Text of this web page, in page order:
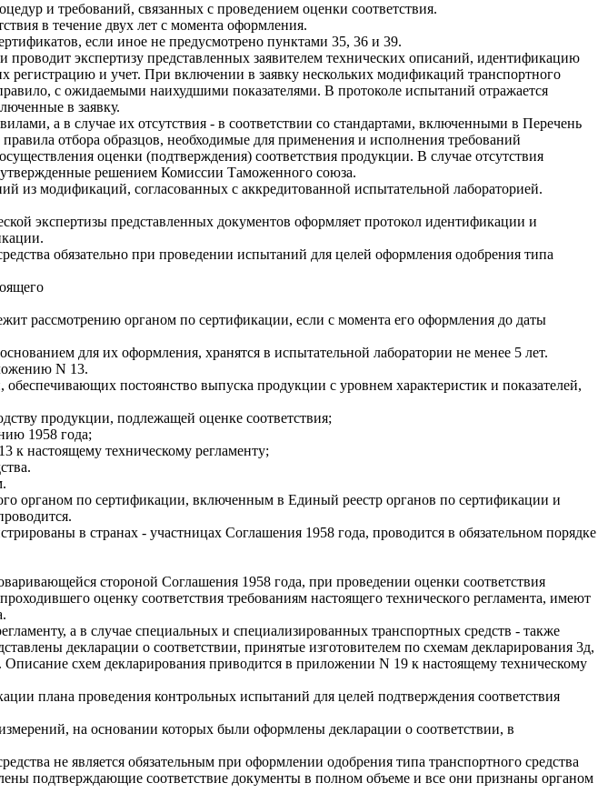
и требований, связанных с проведением оценки соответствия.
в течение двух лет с момента оформления.
если иное не предусмотрено пунктами 35, 36 и 39.
экспертизу представленных заявителем технических описаний, идентификацию
регистрацию и учет. При включении в заявку нескольких модификаций транспортного
с ожидаемыми наихудшими показателями. В протоколе испытаний отражается
в заявку.
а в случае их отсутствия - в соответствии со стандартами, включенными в Перечень
отбора образцов, необходимые для применения и исполнения требований
оценки (подтверждения) соответствия продукции. В случае отсутствия
решением Комиссии Таможенного союза.
из модификаций, согласованных с аккредитованной испытательной лабораторией.
экспертизы представленных документов оформляет протокол идентификации и
обязательно при проведении испытаний для целей оформления одобрения типа
рассмотрению органом по сертификации, если с момента его оформления до даты
для их оформления, хранятся в испытательной лаборатории не менее 5 лет.
N 13.
постоянство выпуска продукции с уровнем характеристик и показателей,
продукции, подлежащей оценке соответствия;
1958 года;
к настоящему техническому регламенту;
органом по сертификации, включенным в Единый реестр органов по сертификации и
в странах - участницах Соглашения 1958 года, проводится в обязательном порядке
стороной Соглашения 1958 года, при проведении оценки соответствия
оценку соответствия требованиям настоящего технического регламента, имеют
а в случае специальных и специализированных транспортных средств - также
декларации о соответствии, принятые изготовителем по схемам декларирования 3д,
схем декларирования приводится в приложении N 19 к настоящему техническому
плана проведения контрольных испытаний для целей подтверждения соответствия
на основании которых были оформлены декларации о соответствии, в
не является обязательным при оформлении одобрения типа транспортного средства
подтверждающие соответствие документы в полном объеме и все они признаны органом